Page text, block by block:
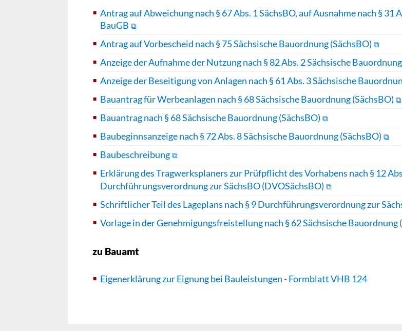
Antrag auf Abweichung nach § 67 Abs. 1 SächsBO, auf Ausnahme nach § 31
BauGB
Antrag auf Vorbescheid nach § 75 Sächsische Bauordnung (SächsBO)
Anzeige der Aufnahme der Nutzung nach § 82 Abs. 2 Sächsische
Anzeige der Beseitigung von Anlagen nach § 61 Abs. 3 Sächsische
Bauantrag für Werbeanlagen nach § 68 Sächsische Bauordnung (SächsBO)
Bauantrag nach § 68 Sächsische Bauordnung (SächsBO)
Baubeginnsanzeige nach § 72 Abs. 8 Sächsische Bauordnung (SächsBO)
Baubeschreibung
Erklärung des Tragwerksplaners zur Prüfpflicht des Vorhabens nach § 12
Durchführungsverordnung zur SächsBO (DVOSächsBO)
Schriftlicher Teil des Lageplans nach § 9 Durchführungsverordnung zur
Vorlage in der Genehmigungsfreistellung nach § 62 Sächsische Bauordnung
zu Bauamt
Eigenerklärung zur Eignung bei Bauleistungen - Formblatt VHB 124